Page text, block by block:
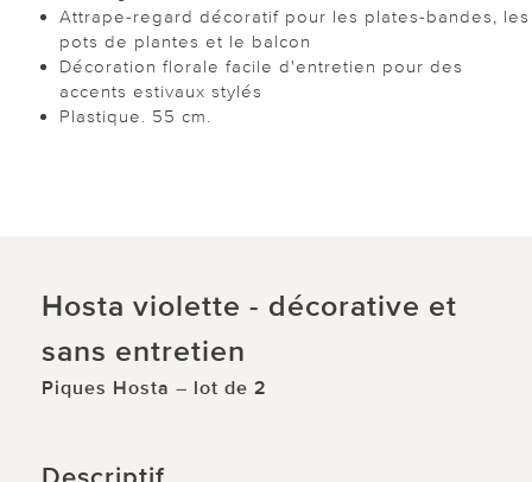
Attrape-regard décoratif pour les plates-bandes, les
pots de plantes et le balcon
Décoration florale facile d'entretien pour des
accents estivaux stylés
Plastique. 55 cm.
Hosta violette - décorative et
sans entretien
Piques Hosta – lot de 2